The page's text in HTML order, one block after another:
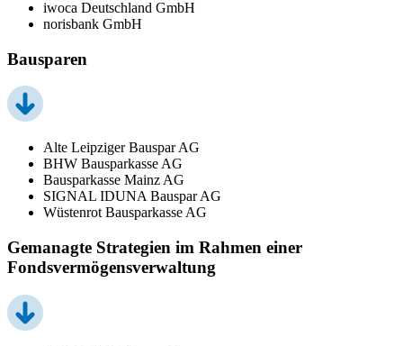
iwoca Deutschland GmbH
norisbank GmbH
Bausparen
Alte Leipziger Bauspar AG
BHW Bausparkasse AG
Bausparkasse Mainz AG
SIGNAL IDUNA Bauspar AG
Wüstenrot Bausparkasse AG
Gemanagte Strategien im Rahmen einer
Fondsvermögensverwaltung